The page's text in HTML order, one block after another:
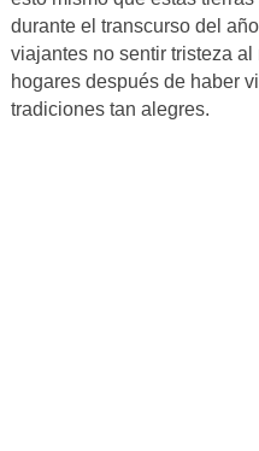
durante el transcurso del
viajantes no sentir tristeza
hogares después de haber
tradiciones tan alegres.